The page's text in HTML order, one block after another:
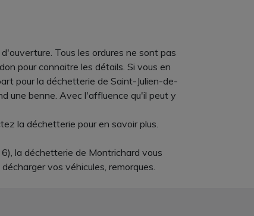
Tous les ordures ne sont pas
pour connaitre les détails. Si vous en
pour la déchetterie de Saint-Julien-de-
une benne. Avec l'affluence qu'il peut y
la déchetterie pour en savoir plus.
la déchetterie de Montrichard vous
vos véhicules, remorques.